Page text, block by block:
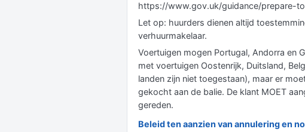
https://www.gov.uk/guidance/prepare-
Let op: huurders dienen altijd
verhuurmakelaar.
Voertuigen mogen Portugal, Andorra en
met voertuigen Oostenrijk, Duitsland,
landen zijn niet toegestaan), maar er
gekocht aan de balie. De klant MOET
gereden.
Beleid ten aanzien van annulering en